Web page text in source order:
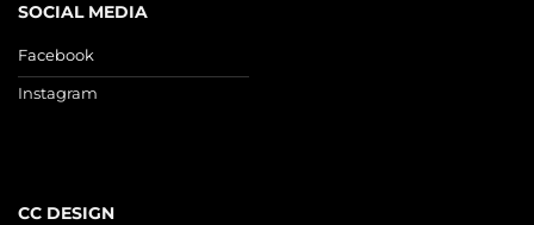
SOCIAL MEDIA
Facebook
Instagram
CC DESIGN